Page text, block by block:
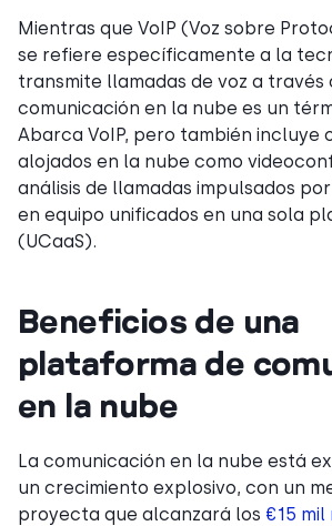
Mientras que VoIP (Voz sobre
se refiere específicamente a la
transmite llamadas de voz a través
comunicación en la nube es un
Abarca VoIP, pero también incluye
alojados en la nube como
análisis de llamadas impulsados
en equipo unificados en una sola
(UCaaS).
Beneficios de una
plataforma de
en la nube
La comunicación en la nube está
un crecimiento explosivo, con un
proyecta que alcanzará los €15